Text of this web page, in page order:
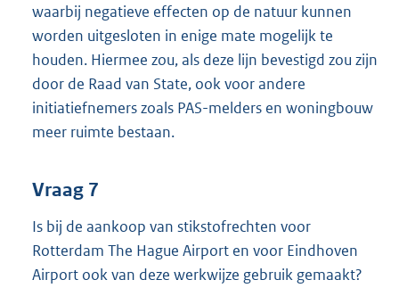
waarbij negatieve effecten op de natuur kunnen
worden uitgesloten in enige mate mogelijk te
houden. Hiermee zou, als deze lijn bevestigd zou zijn
door de Raad van State, ook voor andere
initiatiefnemers zoals PAS-melders en woningbouw
meer ruimte bestaan.
Vraag 7
Is bij de aankoop van stikstofrechten voor
Rotterdam The Hague Airport en voor Eindhoven
Airport ook van deze werkwijze gebruik gemaakt?